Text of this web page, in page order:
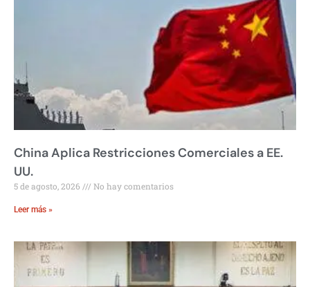
China Aplica Restricciones Comerciales a EE.
UU.
5 de agosto, 2026 No hay comentarios
Leer más »